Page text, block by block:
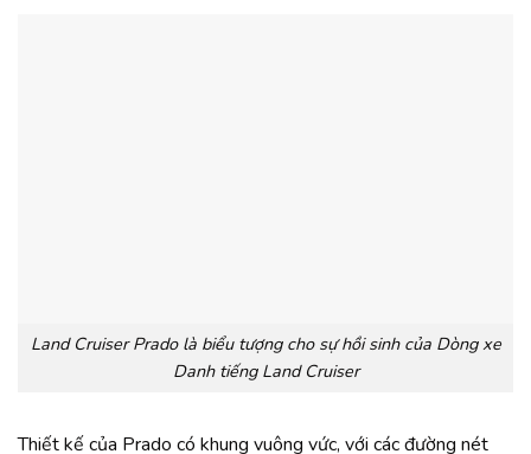
Land Cruiser Prado là biểu tượng cho sự hồi sinh của Dòng xe
Danh tiếng Land Cruiser
Thiết kế của Prado có khung vuông vức, với các đường nét